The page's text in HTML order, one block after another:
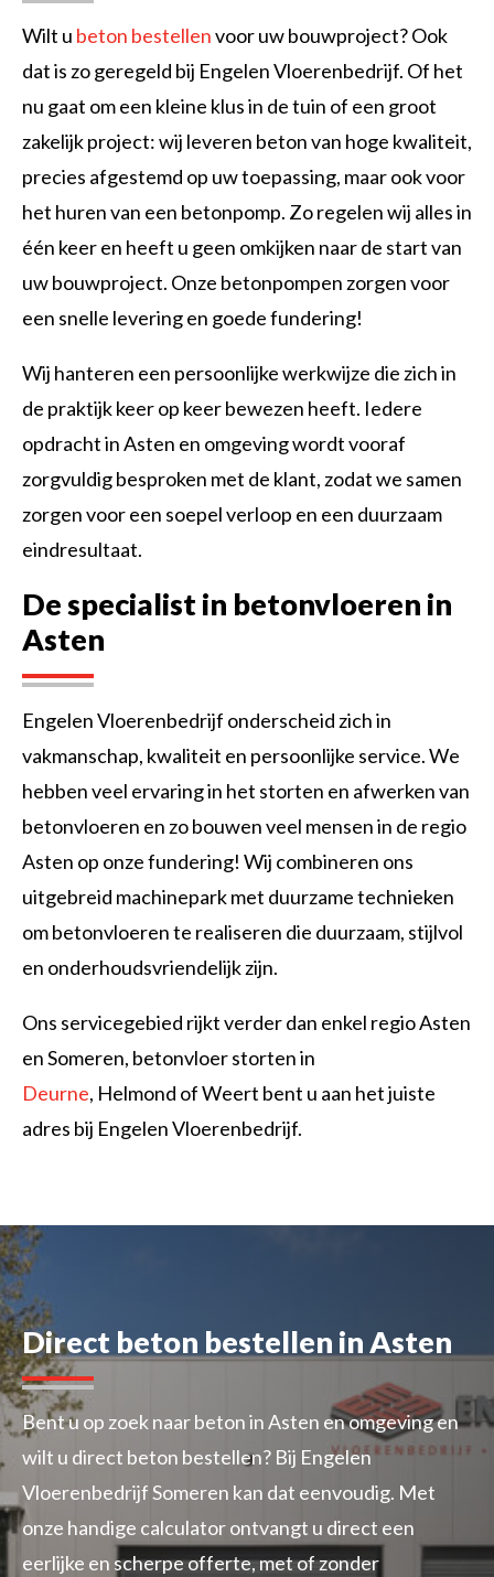
Wilt u beton bestellenvoor uw bouwproject? Ook
dat is zo geregeld bij Engelen Vloerenbedrijf. Of het
nu gaat om een kleine klus in de tuin of een groot
zakelijk project: wij leveren beton van hoge kwaliteit,
precies afgestemd op uw toepassing, maar ook voor
het huren van een betonpomp. Zo regelen wij alles in
één keer en heeft u geen omkijken naar de start van
uw bouwproject. Onze betonpompen zorgen voor
een snelle levering en goede fundering!
Wij hanteren een persoonlijke werkwijze die zich in
de praktijk keer op keer bewezen heeft. Iedere
opdracht in Asten en omgeving wordt vooraf
zorgvuldig besproken met de klant, zodat we samen
zorgen voor een soepel verloop en een duurzaam
eindresultaat.
De specialist in betonvloeren in
Asten
Engelen Vloerenbedrijf onderscheid zich in
vakmanschap, kwaliteit en persoonlijke service. We
hebben veel ervaring in het storten en afwerken van
betonvloeren en zo bouwen veel mensen in de regio
Asten op onze fundering! Wij combineren ons
uitgebreid machinepark met duurzame technieken
om betonvloeren te realiseren die duurzaam, stijlvol
en onderhoudsvriendelijk zijn.
Ons servicegebied rijkt verder dan enkel regio Asten
en Someren, betonvloer storten in
Deurne, Helmond of Weert bent u aan het juiste
adres bij Engelen Vloerenbedrijf.
Direct beton bestellen in Asten
Bent u op zoek naar beton in Asten en omgeving en
wilt u direct beton bestellen? Bij Engelen
Vloerenbedrijf Someren kan dat eenvoudig. Met
onze handige calculator ontvangt u direct een
eerlijke en scherpe offerte, met of zonder